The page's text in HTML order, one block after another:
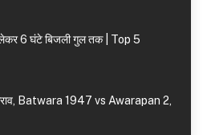
6 घंटे बिजली गुल तक | Top 5
Batwara 1947 vs Awarapan 2,